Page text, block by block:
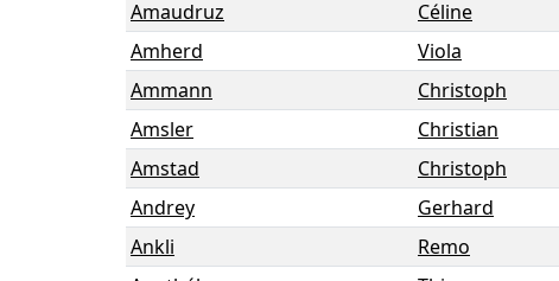
Amaudruz
Céline
Amherd
Viola
Ammann
Christoph
Amsler
Christian
Amstad
Christoph
Andrey
Gerhard
Ankli
Remo